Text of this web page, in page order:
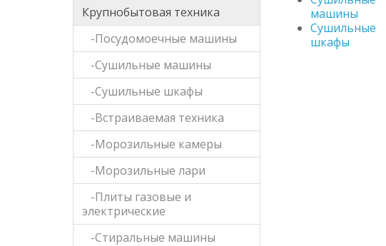
Крупнобытовая техника
-Посудомоечные машины
-Сушильные машины
-Сушильные шкафы
-Встраиваемая техника
-Морозильные камеры
-Морозильные лари
-Плиты газовые и
электрические
-Стиральные машины
машины
Сушильные
шкафы